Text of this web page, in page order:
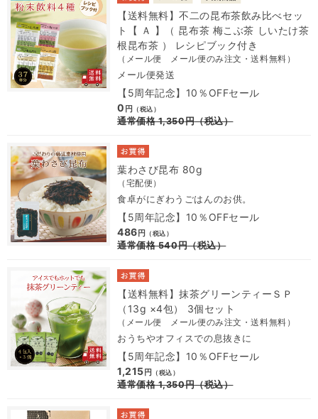
【送料無料】不二の昆布茶飲み比べセッ
ト【 Ａ 】（ 昆布茶 梅こぶ茶 しいたけ茶
根昆布茶 ） レシピブック付き
（メール便 メール便のみ注文・送料無料）
メール便発送
【5周年記念】10％OFFセール
0 円 （税込）
通常価格1,350円（税込）
葉わさび昆布 80g
（宅配便）
食卓がにぎわうごはんのお供。
【5周年記念】10％OFFセール
486 円 （税込）
通常価格540円（税込）
【送料無料】抹茶グリーンティーＳＰ
（13g ×4包） 3個セット
（メール便 メール便のみ注文・送料無料）
おうちやオフィスでの息抜きに
【5周年記念】10％OFFセール
1,215 円 （税込）
通常価格1,350円（税込）